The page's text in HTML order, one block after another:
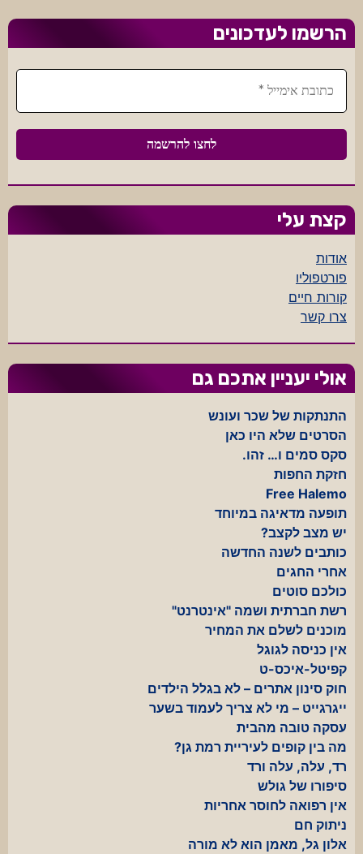
הרשמו לעדכונים
קצת עלי
אודות
פורטפוליו
קורות חיים
צרו קשר
אולי יעניין אתכם גם
התנתקות של שכר ועונש
הסרטים שלא היו כאן
סקס סמים ו… זהו.
חזקת החפות
Free Halemo
תופעה מדאיגה במיוחד
יש מצב לקצב?
כותבים לשנה החדשה
אחרי החגים
כולכם סוטים
רשת חברתית ושמה "אינטרנט"
מוכנים לשלם את המחיר
אין כניסה לגוגל
קפיטל-איכס-ט
חוק סינון אתרים – לא בגלל הילדים
ייגרגייט – מי לא צריך לעמוד בשער
עסקה טובה מהבית
מה בין קופים לעיריית רמת גן?
רד, עלה, עלה ורד
סיפורו של גולש
אין רפואה לחוסר אחריות
ניתוק חם
אלון גל, מאמן הוא לא מורה